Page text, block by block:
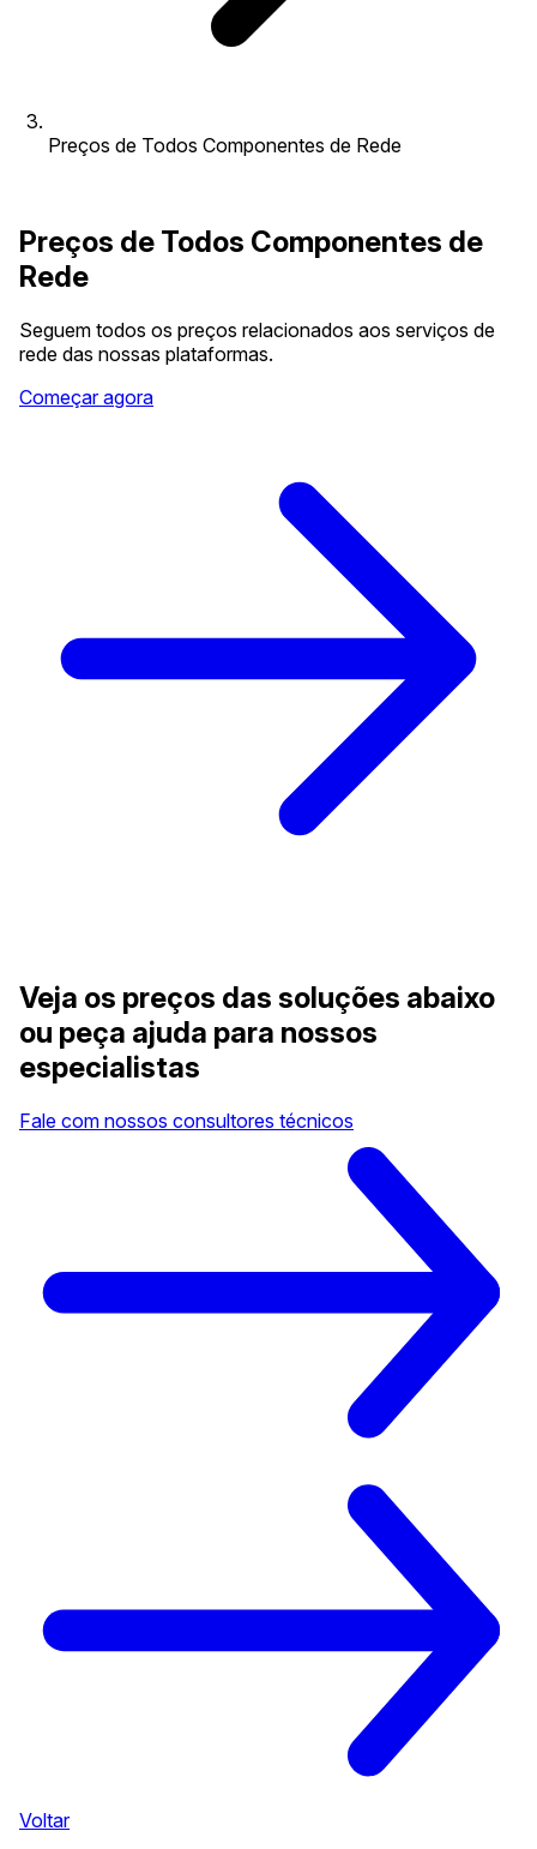
Preços de Todos Componentes de Rede
Preços de Todos Componentes de
Rede
Seguem todos os preços relacionados aos serviços de
rede das nossas plataformas.
Começar agora
Veja os preços das soluções abaixo
ou peça ajuda para nossos
especialistas
Fale com nossos consultores técnicos
Voltar